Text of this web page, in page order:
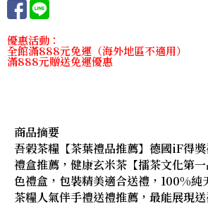
優惠活動：
全館滿888元免運（海外地區不適用）
滿888元贈送免運優惠
商品摘要
吾榖茶糧【茶葉禮品推薦】德國iF得
禮盒推薦，健康玄米茶【擂茶文化第
色禮盒，包裝精美適合送禮，100%純
茶糧人氣伴手禮送禮推薦，最能展現送